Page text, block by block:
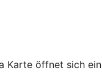
Karte öffnet sich